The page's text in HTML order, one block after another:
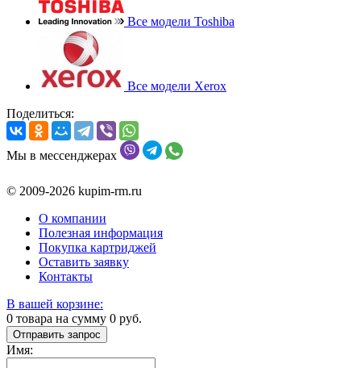
Все модели Toshiba
Все модели Xerox
Поделиться:
Мы в мессенджерах
© 2009-2026 kupim-rm.ru
О компании
Полезная информация
Покупка картриджей
Оставить заявку
Контакты
В вашей корзине:
0 товара на сумму 0 руб.
Отправить запрос
Имя: